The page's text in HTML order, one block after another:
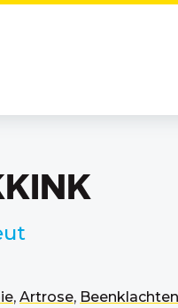
, Artrose, Beenklachten